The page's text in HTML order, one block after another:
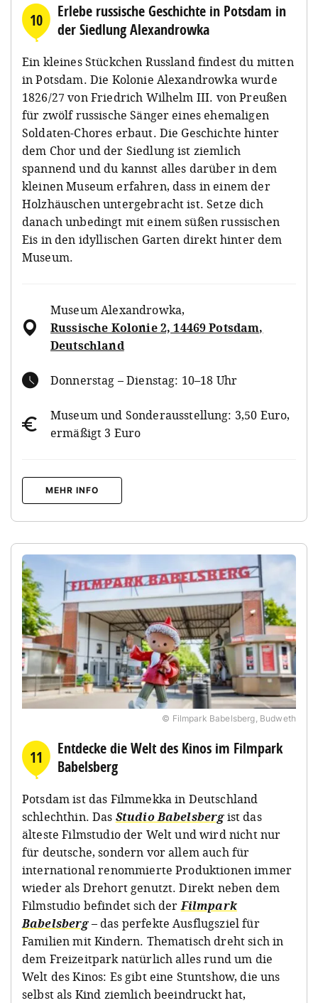
10
Erlebe russische Geschichte in Potsdam in
der Siedlung Alexandrowka
Ein kleines Stückchen Russland findest du mitten
in Potsdam. Die Kolonie Alexandrowka wurde
1826/27 von Friedrich Wilhelm III. von Preußen
für zwölf russische Sänger eines ehemaligen
Soldaten-Chores erbaut. Die Geschichte hinter
dem Chor und der Siedlung ist ziemlich
spannend und du kannst alles darüber in dem
kleinen Museum erfahren, dass in einem der
Holzhäuschen untergebracht ist. Setze dich
danach unbedingt mit einem süßen russischen
Eis in den idyllischen Garten direkt hinter dem
Museum. ⁠
Museum Alexandrowka,
Russische Kolonie 2, 14469 Potsdam,
Deutschland
Donnerstag – Dienstag: 10–18 Uhr
Museum und Sonderausstellung: 3,50 Euro,
ermäßigt 3 Euro
MEHR INFO
© Filmpark Babelsberg, Budweth
11
Entdecke die Welt des Kinos im Filmpark
Babelsberg
Potsdam ist das Filmmekka in Deutschland
schlechthin. Das Studio Babelsbergist das
älteste Filmstudio der Welt und wird nicht nur
für deutsche, sondern vor allem auch für
international renommierte Produktionen immer
wieder als Drehort genutzt. Direkt neben dem
Filmstudio befindet sich derFilmpark
Babelsberg– das perfekte Ausflugsziel für
Familien mit Kindern. Thematisch dreht sich in
dem Freizeitpark natürlich alles rund um die
Welt des Kinos: Es gibt eine Stuntshow, die uns
selbst als Kind ziemlich beeindruckt hat,